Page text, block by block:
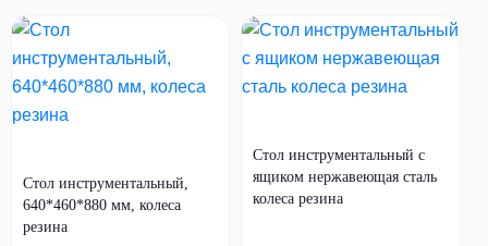
Стол инструментальный,
640*460*880 мм, колеса
резина
Стол инструментальный с
ящиком нержавеющая сталь
колеса резина